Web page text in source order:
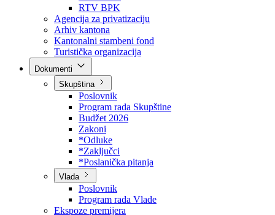
Direkcija za šumarstvo
Javna preduzeća
BPK šume
RTV BPK
Agencija za privatizaciju
Arhiv kantona
Kantonalni stambeni fond
Turistička organizacija
Skupština
Poslovnik
Program rada Skupštine
Budžet 2026
Zakoni
*Odluke
*Zaključci
*Poslanička pitanja
Vlada